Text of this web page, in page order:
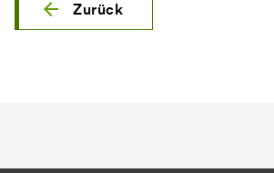
Zurück